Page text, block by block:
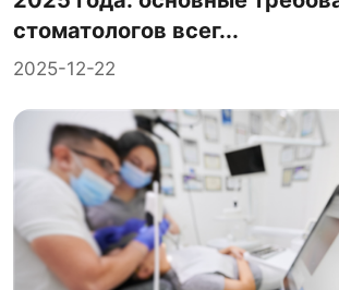
стоматологов всег...
2025-12-22